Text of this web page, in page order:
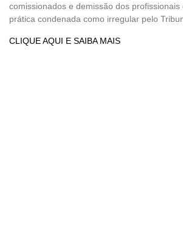
comissionados e demissão dos profissionais
prática condenada como irregular pelo
CLIQUE AQUI E SAIBA MAIS